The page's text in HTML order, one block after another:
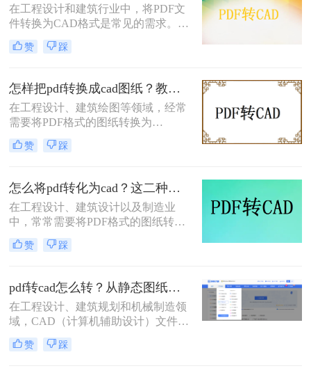
睐。因此，将PDF转换为CAD格式成
为了一个常见的需求。那么pdf转cad
怎么弄呢？本文将介绍三种将PDF转
换为CAD的方法。
在工程设计和建筑行业中，将PDF文
件转换为CAD格式是常见的需求。无
论是为了进一步编辑、修改还是与其
他CAD文件进行整合，掌握高效的
么PDF怎样转换成CAD呢？本文将详
细介绍两种将PDF文件转换为CAD的
方法，帮助您轻松应对各种需求。
赞 踩
怎样把pdf转换成cad图纸？教你4种便捷转换操作！
在工程设计、建筑绘图等领域，经常
需要将PDF格式的图纸转换为
CAD（计算机辅助设计）格式，以便
进行进一步的编辑和修改。那么怎样
四种将PDF转换成CAD图纸的高效方
法。每种方法都有其独特的优势和适
用场景，用户可以根据自己的需求选
择最合适的方法。
赞 踩
怎么将pdf转化为cad？这二种转换方法试试！
在工程设计、建筑设计以及制造业
中，常常需要将PDF格式的图纸转换
为CAD（如DWG或DXF）格式以便
进行编辑和修改。那么怎么将pdf转化
化为CAD的方法，帮助您轻松实现
PDF到CAD的转换。
赞 踩
pdf转cad怎么转？从静态图纸到可编辑模型的终极指南！
在工程设计、建筑规划和机械制造领
域，CAD（计算机辅助设计）文件是
工作的核心。然而，我们常常会遇到
一个棘手的问题：客户、供应商或历
赞 踩